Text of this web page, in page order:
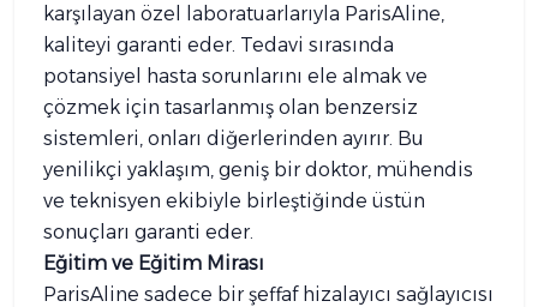
karşılayan özel laboratuarlarıyla ParisAline,
kaliteyi garanti eder. Tedavi sırasında
potansiyel hasta sorunlarını ele almak ve
çözmek için tasarlanmış olan benzersiz
sistemleri, onları diğerlerinden ayırır. Bu
yenilikçi yaklaşım, geniş bir doktor, mühendis
ve teknisyen ekibiyle birleştiğinde üstün
sonuçları garanti eder.
Eğitim ve Eğitim Mirası
ParisAline sadece bir şeffaf hizalayıcı sağlayıcısı